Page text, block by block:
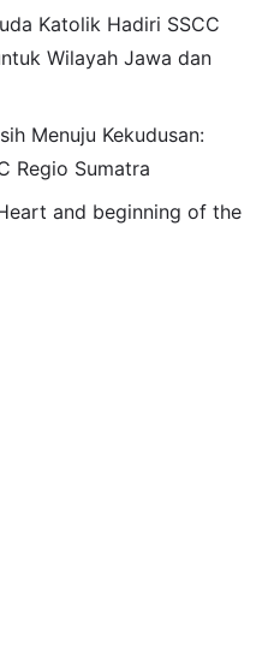
Katolik Hadiri SSCC
Wilayah Jawa dan
Menuju Kekudusan:
Regio Sumatra
and beginning of the